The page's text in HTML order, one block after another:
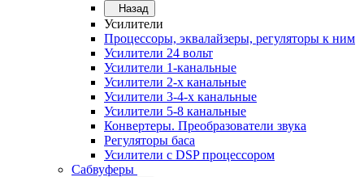
Назад
Усилители
Процессоры, эквалайзеры, регуляторы к ним
Усилители 24 вольт
Усилители 1-канальные
Усилители 2-х канальные
Усилители 3-4-х канальные
Усилители 5-8 канальные
Конвертеры. Преобразователи звука
Регуляторы баса
Усилители с DSP процессором
Сабвуферы